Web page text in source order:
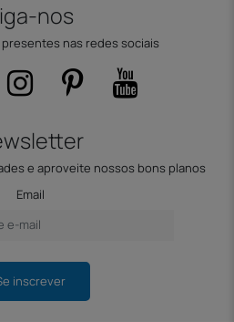
nos
nas redes sociais
e aproveite nossos bons planos
Email
inscrever